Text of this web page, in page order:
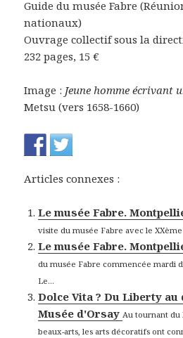
Guide du musée Fabre
nationaux)
Ouvrage collectif sous la
232 pages, 15 €
Image : Jeune homme écrivant
Metsu (vers 1658-1660)
Articles connexes :
Le musée Fabre.
visite du musée Fabre avec le
Le musée Fabre.
du musée Fabre commencée mardi
Le...
Dolce Vita ? Du Liberty
Musée d'OrsayAu tournant du
beaux-arts, les arts décoratifs ont